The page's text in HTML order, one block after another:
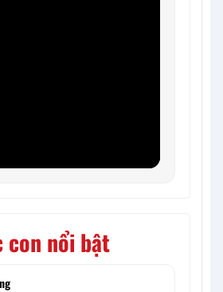
con nổi bật